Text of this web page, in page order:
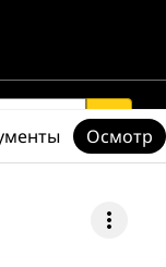
search
more_vert
Осмотр